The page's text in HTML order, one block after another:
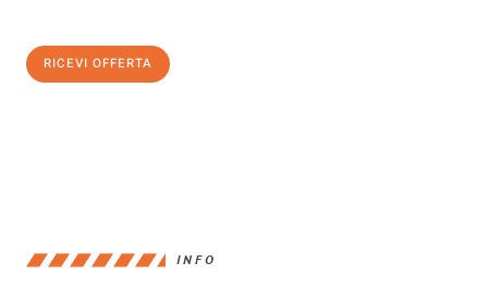
RICEVI OFFERTA
INFO